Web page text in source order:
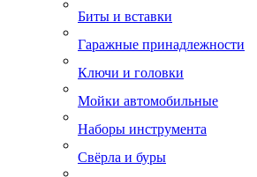
Биты и вставки
Гаражные принадлежности
Ключи и головки
Мойки автомобильные
Наборы инструмента
Свёрла и буры